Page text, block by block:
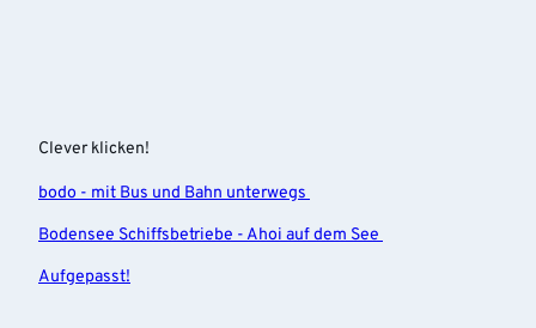
Clever klicken!
bodo - mit Bus und Bahn unterwegs
Bodensee Schiffsbetriebe - Ahoi auf dem See
Aufgepasst!